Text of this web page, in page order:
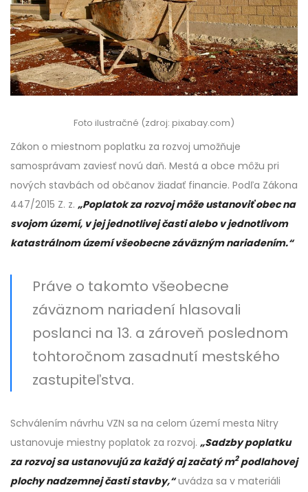
Foto ilustračné (zdroj: pixabay.com)
Zákon o miestnom poplatku za rozvoj umožňuje
samosprávam zaviesť novú daň. Mestá a obce môžu pri
nových stavbách od občanov žiadať financie. Podľa Zákona
447/2015 Z. z. „Poplatok za rozvoj môže ustanoviť obec na
svojom území, v jej jednotlivej časti alebo v jednotlivom
katastrálnom území všeobecne záväzným nariadením.“
Práve o takomto všeobecne
záväznom nariadení hlasovali
poslanci na 13. a zároveň poslednom
tohtoročnom zasadnutí mestského
zastupiteľstva.
Schválením návrhu VZN sa na celom území mesta Nitry
ustanovuje miestny poplatok za rozvoj. „Sadzby poplatku
za rozvoj sa ustanovujú za každý aj začatý m2podlahovej
plochy nadzemnej časti stavby,“uvádza sa v materiáli